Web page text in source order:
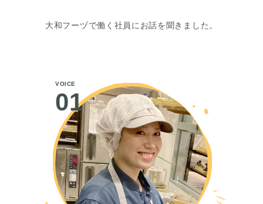
大和フーヅで働く社員にお話を聞きました。
VOICE
01